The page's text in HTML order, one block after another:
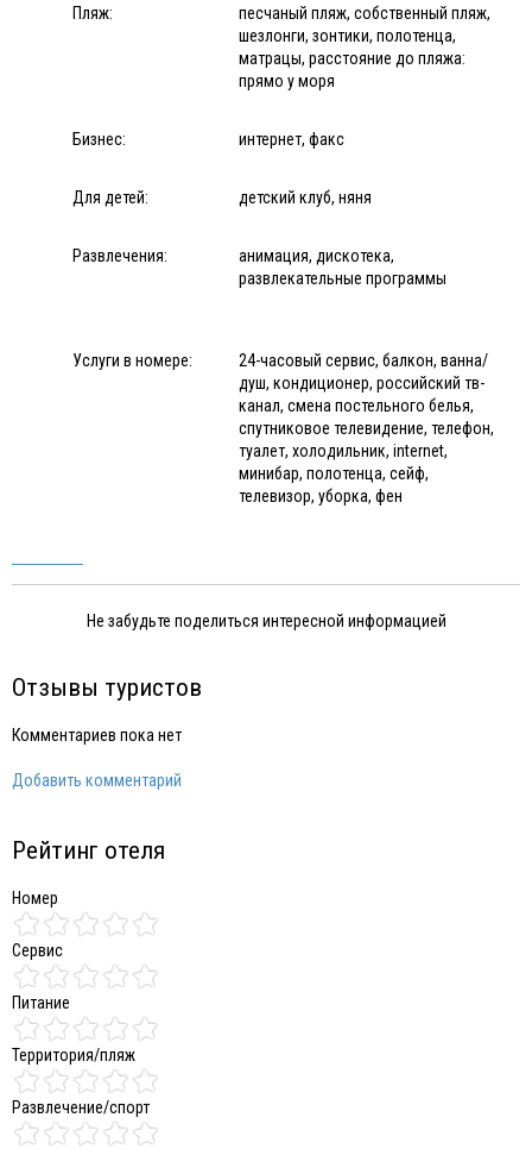
Пляж:
песчаный пляж, собственный пляж,
шезлонги, зонтики, полотенца,
матрацы, расстояние до пляжа:
прямо у моря
Бизнес: интернет, факс
Для детей: детский клуб, няня
Развлечения:
анимация, дискотека,
развлекательные программы
Услуги в номере:
24-часовый сервис, балкон, ванна/
душ, кондиционер, российский тв-
канал, смена постельного белья,
спутниковое телевидение, телефон,
туалет, холодильник, internet,
минибар, полотенца, сейф,
телевизор, уборка, фен
Не забудьте поделиться интересной информацией
Отзывы туристов
Комментариев пока нет
Добавить комментарий
Рейтинг отеля
Номер
Сервис
Питание
Территория/пляж
Развлечение/спорт